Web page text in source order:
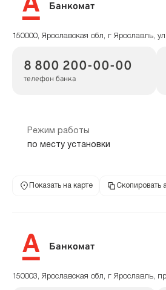
Банкомат
150000, Ярославская обл, г Ярославль,
8 800 200-00-00
телефон банка
Режим работы
по месту установки
Показать на карте Скопировать
Банкомат
150003, Ярославская обл, г Ярославль,